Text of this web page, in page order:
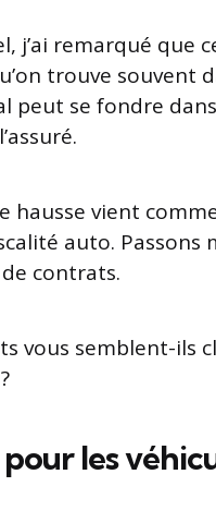
j’ai remarqué que
trouve souvent
peut se fondre
hausse vient
auto.
contrats.
vous semblent-ils
les